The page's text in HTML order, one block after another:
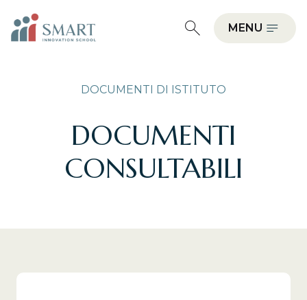
MENU
DOCUMENTI DI ISTITUTO
DOCUMENTI
CONSULTABILI